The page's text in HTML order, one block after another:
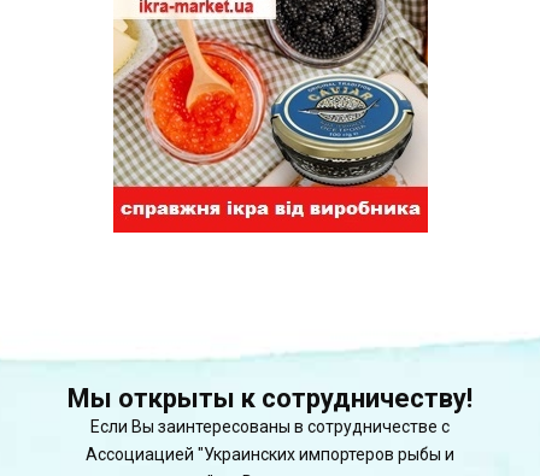
Мы открыты к сотрудничеству!
Если Вы заинтересованы в сотрудничестве с
Ассоциацией "Украинских импортеров рыбы и